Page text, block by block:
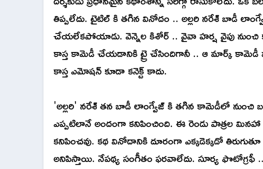
తిప్పలేదు. టైటిల్ కి తగిన వినోదం .. అల్లరి నరేశ్ బాడీ
చేయలేకపోయాడు. వెన్నెల కిశోర్ .. వైవా హర్ష వైపు
కాస్త కామెడీ చేయడానికి ట్రై చేసిందిగానీ .. ఆ మార్క్ కామెడీ
కాస్త ఎమోషన్ కూడా కనెక్ట్ కాదు.
'అల్లరి' నరేశ్ తన బాడీ లాంగ్వేజ్ కి తగిన కామెడీలో నుంచి
ఎప్పటిలానే అందంగా కనిపించింది. ఈ రెండు పాత్రల
కనిపించవు. కథ వినోదానికి దూరంగా ఎక్కడెక్కడో
అనిపిస్తాయి. నేపథ్య సంగీతం ఫరవాలేదు. సూర్య